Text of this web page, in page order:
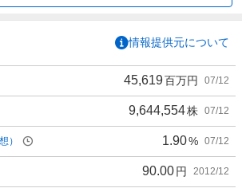
情報提供元について
45,619百万円 07/12
9,644,554株 07/12
） 1.90% 07/12
90.00円 2012/12